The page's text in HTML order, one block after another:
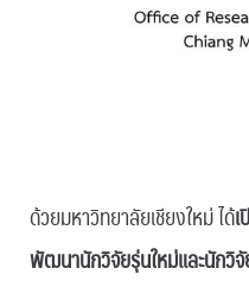
ด้วยมหาวิทยาลัยเชียงใหม่ ได้
พัฒนานักวิจัยรุ่นใหม่และนักวิ